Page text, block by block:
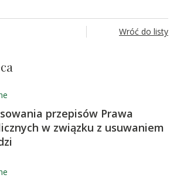
Wróć do listy
przepisów Prawa
w związku z usuwaniem